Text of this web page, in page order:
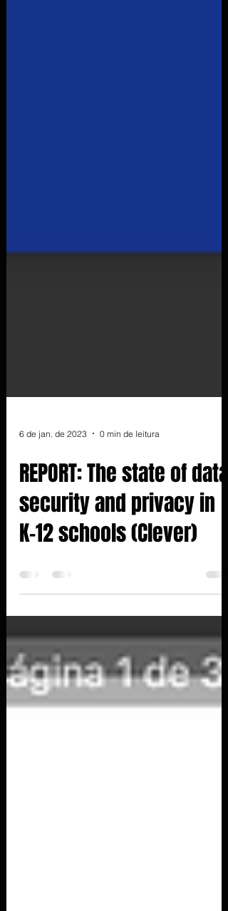
6 de jan. de 2023 0 min de leitura
REPORT: The state of data
K-12 schools (Clever)